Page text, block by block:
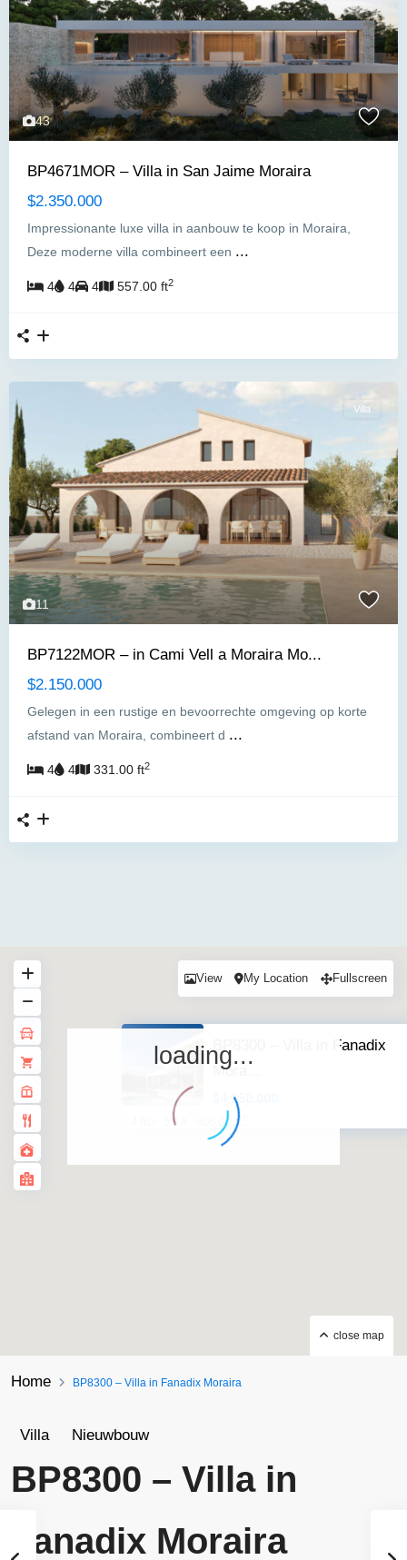
43
BP4671MOR – Villa in San Jaime Moraira
$2.350.000
Impressionante luxe villa in aanbouw te koop in Moraira,
Deze moderne villa combineert een ...
4 4 4 557.00 ft2
11
Villa
BP7122MOR – in Cami Vell a Moraira Mo...
$2.150.000
Gelegen in een rustige en bevoorrechte omgeving op korte
afstand van Moraira, combineert d ...
4 4 331.00 ft2
BP8300 – Villa in Fanadix
Mora...
$4.250.000
5 BA 606.00 ft
loading...
close map
View My Location Fullscreen
Home BP8300 – Villa in Fanadix Moraira
Villa Nieuwbouw
BP8300 – Villa in
Fanadix Moraira